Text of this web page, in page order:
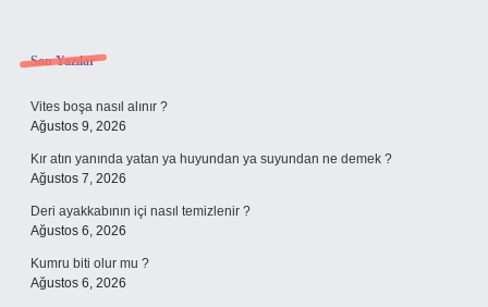
Sidebar
Son Yazılar
Vites boşa nasıl alınır ?
Ağustos 9, 2026
Kır atın yanında yatan ya huyundan ya suyundan ne demek ?
Ağustos 7, 2026
Deri ayakkabının içi nasıl temizlenir ?
Ağustos 6, 2026
Kumru biti olur mu ?
Ağustos 6, 2026